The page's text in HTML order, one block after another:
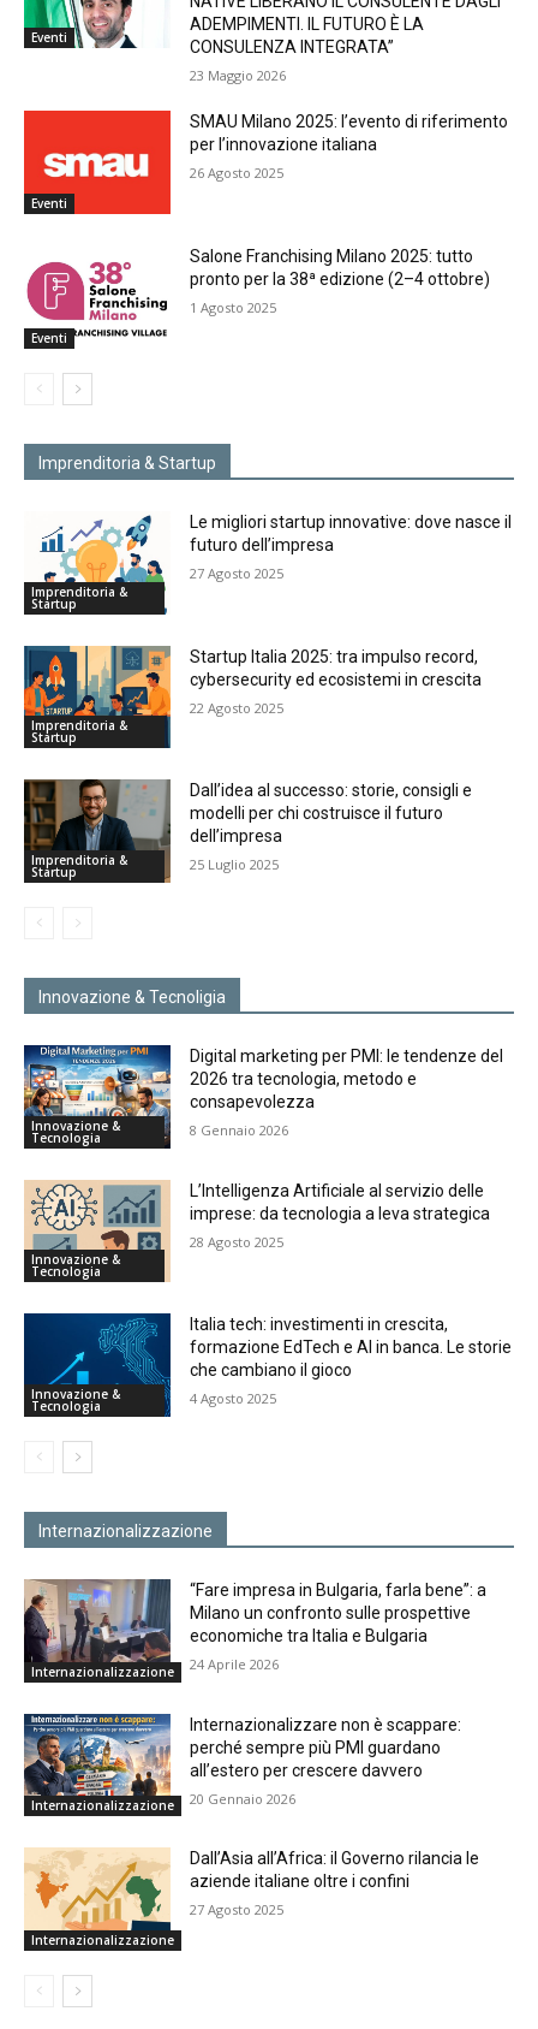
Eventi
ADEMPIMENTI. IL FUTURO È LA
CONSULENZA INTEGRATA”
23 Maggio 2026
Eventi
SMAU Milano 2025: l’evento di riferimento
per l’innovazione italiana
26 Agosto 2025
Eventi
Salone Franchising Milano 2025: tutto
pronto per la 38ª edizione (2–4 ottobre)
1 Agosto 2025
Imprenditoria & Startup
Imprenditoria &
Startup
Le migliori startup innovative: dove nasce il
futuro dell’impresa
27 Agosto 2025
Imprenditoria &
Startup
Startup Italia 2025: tra impulso record,
cybersecurity ed ecosistemi in crescita
22 Agosto 2025
Imprenditoria &
Startup
Dall’idea al successo: storie, consigli e
modelli per chi costruisce il futuro
dell’impresa
25 Luglio 2025
Innovazione & Tecnoligia
Innovazione &
Tecnologia
Digital marketing per PMI: le tendenze del
2026 tra tecnologia, metodo e
consapevolezza
8 Gennaio 2026
Innovazione &
Tecnologia
L’Intelligenza Artificiale al servizio delle
imprese: da tecnologia a leva strategica
28 Agosto 2025
Innovazione &
Tecnologia
Italia tech: investimenti in crescita,
formazione EdTech e AI in banca. Le storie
che cambiano il gioco
4 Agosto 2025
Internazionalizzazione
Internazionalizzazione
“Fare impresa in Bulgaria, farla bene”: a
Milano un confronto sulle prospettive
economiche tra Italia e Bulgaria
24 Aprile 2026
Internazionalizzazione
Internazionalizzare non è scappare:
perché sempre più PMI guardano
all’estero per crescere davvero
20 Gennaio 2026
Internazionalizzazione
Dall’Asia all’Africa: il Governo rilancia le
aziende italiane oltre i confini
27 Agosto 2025